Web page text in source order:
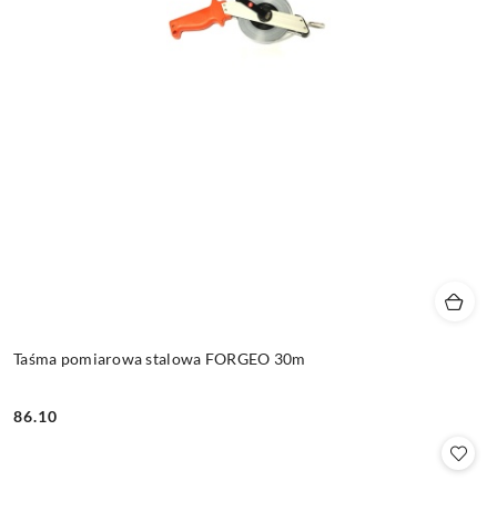
Taśma pomiarowa stalowa FORGEO 30m
Cena:
86.10